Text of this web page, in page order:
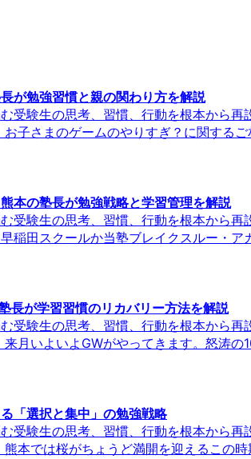
が勉強習慣と親の関わり方を解説
受験生の思考、習慣、行動を根本から再
子さまのゲームのやりすぎ？に関するご
本の塾長が勉強戦略と学習管理を解説
受験生の思考、習慣、行動を根本から再
稲田スクールか当塾ブレイクスルー・ア
長が学習習慣のリカバリー方法を解説
受験生の思考、習慣、行動を根本から再
月いよいよGWがやってきます。怒涛の
「選択と集中」の勉強戦略
受験生の思考、習慣、行動を根本から再
本では桜がちょうど満開を迎えるこの時